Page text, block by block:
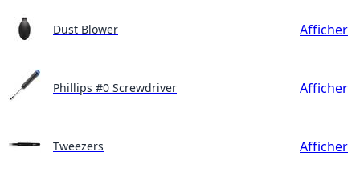
Dust Blower Afficher
Phillips #0 Screwdriver Afficher
Tweezers Afficher